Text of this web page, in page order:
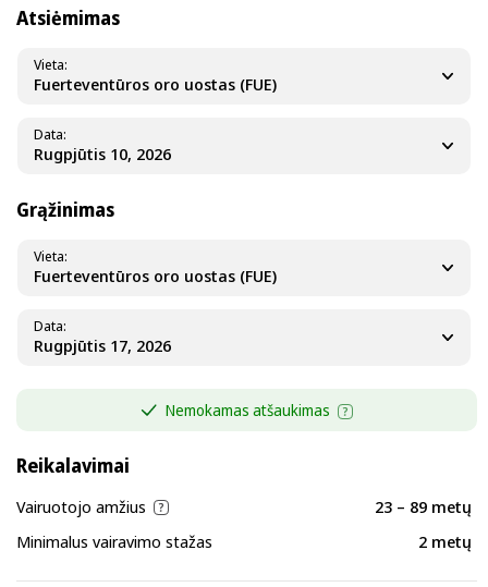
Atsiėmimas
Fuerteventūros oro uostas (FUE)
Vieta
Data
Grąžinimas
Fuerteventūros oro uostas (FUE)
Vieta
Data
Nemokamas atšaukimas
Reikalavimai
Vairuotojo amžius
23 – 89 metų
Minimalus vairavimo stažas
2 metų